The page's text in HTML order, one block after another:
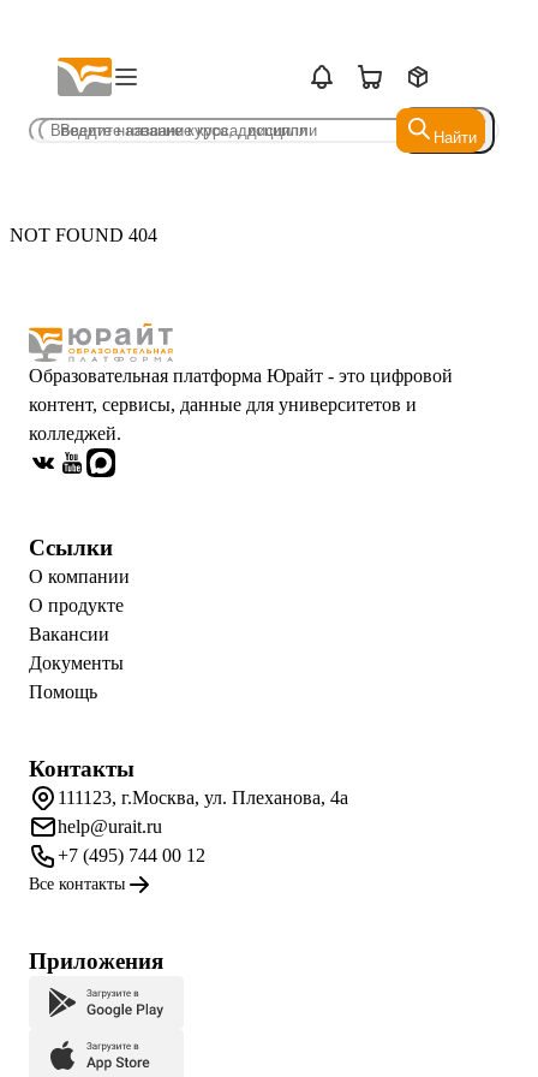
Найти
Найти
NOT FOUND 404
Образовательная платформа Юрайт - это цифровой
контент, сервисы, данные для университетов и
колледжей.
Ссылки
О компании
О продукте
Вакансии
Документы
Помощь
Контакты
111123, г.Москва, ул. Плеханова, 4а
help@urait.ru
+7 (495) 744 00 12
Все контакты
Приложения